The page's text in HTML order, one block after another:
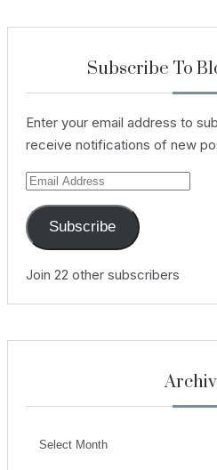
Subscribe To
Enter your email address to
receive notifications of new
Email
Address
Subscribe
Join 22 other subscribers